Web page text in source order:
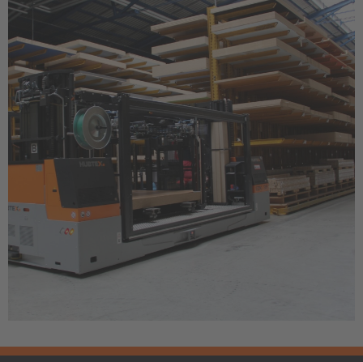
English
ASIA/PACIFIC
Australia
English
Japan
Japanese
Türkiye